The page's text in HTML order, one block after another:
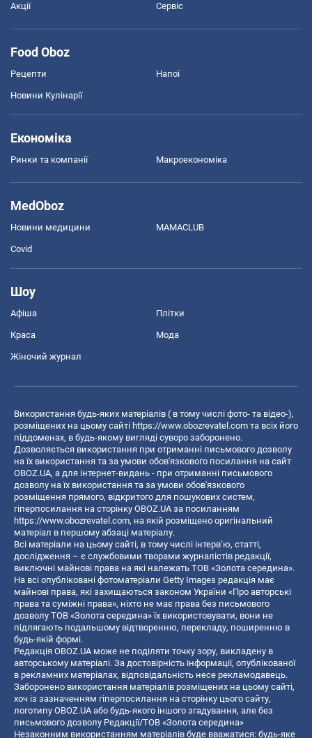
Акції Сервіс
Food Oboz
Рецепти Напої
Новини Кулінарії
Економіка
Ринки та компанії Макроекономіка
MedOboz
Новини медицини MAMACLUB
Covid
Шоу
Афіша Плітки
Краса Мода
Жіночий журнал
Використання будь-яких матеріалів ( в тому числі фото- та відео-),
розміщених на цьому сайті https://www.obozrevatel.com та всіх його
піддоменах, в будь-якому вигляді суворо заборонено.
Дозволяється використання при отриманні письмового дозволу
на їх використання та за умови обов'язкового посилання на сайт
OBOZ.UA, а для інтернет-видань - при отриманні письмового
дозволу на їх використання та за умови обов'язкового
розміщення прямого, відкритого для пошукових систем,
гіперпосилання на сторінку OBOZ.UA за посиланням
https://www.obozrevatel.com, на якій розміщено оригінальний
матеріал в першому абзаці матеріалу.
Всі матеріали на цьому сайті, в тому числі інтерв’ю, статті,
дослідження – є службовими творами журналістів редакції,
виключні майнові права на які належать ТОВ «Золота середина».
На всі опубліковані фотоматеріали Getty Images редакція має
майнові права, які захищаються законом України «Про авторські
права та суміжні права», ніхто не має права без письмового
дозволу ТОВ «Золота середина» їх використовувати, вони не
підлягають подальшому відтворенню, перекладу, поширенню в
будь-якій формі.
Редакція OBOZ.UA може не поділяти точку зору, викладену в
авторському матеріалі. За достовірність інформації, опублікованої
в рекламних матеріалах, відповідальність несе рекламодавець.
Заборонено використання матеріалів розміщених на цьому сайті,
хоч із зазначенням гіперпосилання на сторінку цього сайту,
логотипу OBOZ.UA або будь-якого іншого згадування, але без
письмового дозволу Редакції/ТОВ «Золота середина»
Незаконним використанням матеріалів буде вважатися: будь-яке